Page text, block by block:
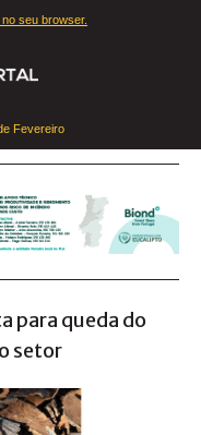
no seu browser.
Fevereiro
para queda do
setor